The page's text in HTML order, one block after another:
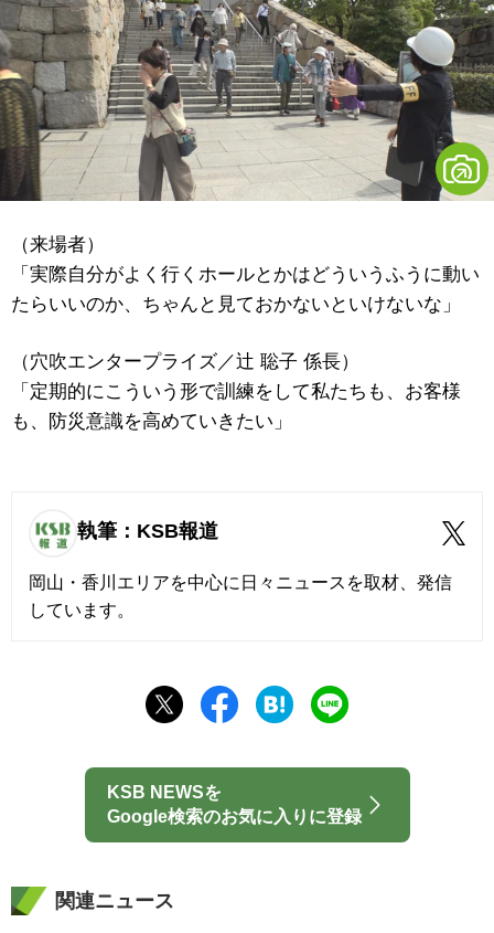
（来場者）
「実際自分がよく行くホールとかはどういうふうに動い
たらいいのか、ちゃんと見ておかないといけないな」
（穴吹エンタープライズ／辻 聡子 係長）
「定期的にこういう形で訓練をして私たちも、お客様
も、防災意識を高めていきたい」
執筆：KSB報道
岡山・香川エリアを中心に日々ニュースを取材、発信
しています。
KSB NEWSを
Google検索のお気に入りに登録
関連ニュース